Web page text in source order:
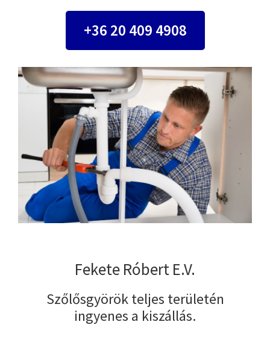
+36 20 409 4908
Fekete Róbert E.V.
Szőlősgyörök teljes területén
ingyenes a kiszállás.